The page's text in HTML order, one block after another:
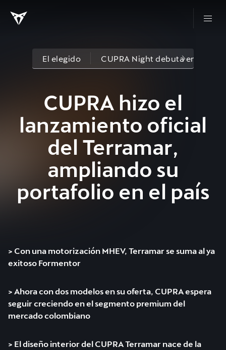
El elegido CUPRA Night debuta en
CUPRA hizo el
lanzamiento oficial
del Terramar,
ampliando su
portafolio en el país
> Con una motorización MHEV, Terramar se suma al ya
exitoso Formentor
> Ahora con dos modelos en su oferta, CUPRA espera
seguir creciendo en el segmento premium del
mercado colombiano
> El diseño interior del CUPRA Terramar nace de la